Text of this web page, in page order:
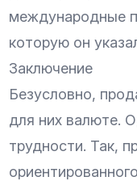
международные
которую он
Заключение
Безусловно,
для них валюте.
трудности. Так,